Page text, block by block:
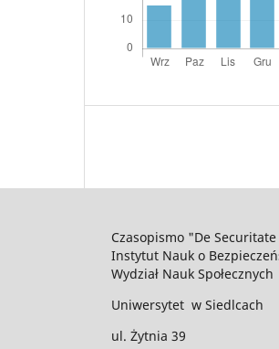
Czasopismo "De
Instytut Nauk o
Wydział Nauk Społecznych
Uniwersytet w Siedlcach
ul. Żytnia 39